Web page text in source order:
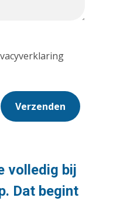
Verzenden
volledig bij
Dat begint